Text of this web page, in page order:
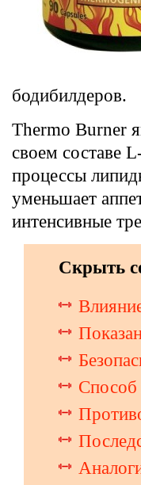
бодибилдеров.
Thermo Burner
своем составе
процессы
уменьшает
интенсивные
Скрыть
Способ